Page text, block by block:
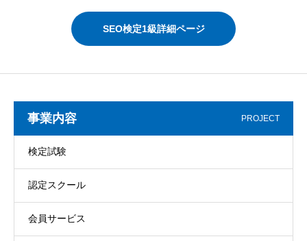
SEO検定1級詳細ページ
事業内容 PROJECT
検定試験
認定スクール
会員サービス